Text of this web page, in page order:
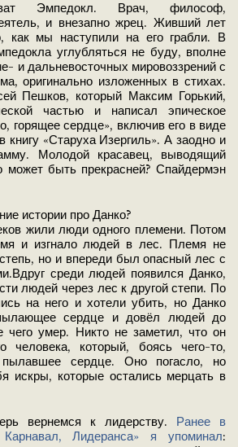
Эмпедокл. Врач, философ,
и внезапно жрец. Живший лет
как мы наступили на его грабли. В
углубляться не буду, вполне
и дальневосточных мировоззрений с
оригинально изложенных в стихах.
Пешков, который Максим Горький,
частью и написал эпическое
горящее сердце», включив его в виде
книгу «Старуха Изергиль». А заодно и
Молодой красавец, выводящий
быть прекрасней? Спайдермэн
истории про Данко?
жили люди одного племени. Потом
и изгнало людей в лес. Племя не
но и впереди был опасный лес с
среди людей появился Данко,
людей через лес к другой степи. По
на него и хотели убить, но Данко
сердце и довёл людей до
чего умер. Никто не заметил, что он
человека, который, боясь чего-то,
сердце. Оно погасло, но
искры, которые остались мерцать в
вернемся к лидерству. Ранее в
Лидеранса» я упоминал: